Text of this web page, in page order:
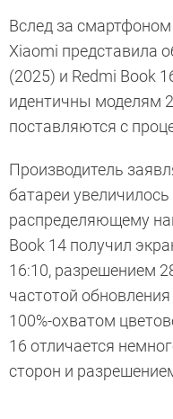
Вслед за
Xiaomi представила
(2025) и Redmi Book
идентичны моделям
поставляются с
Производитель
батареи
распределяющему
Book 14 получил
16:10, разрешением
частотой
100%-охватом
16 отличается
сторон и